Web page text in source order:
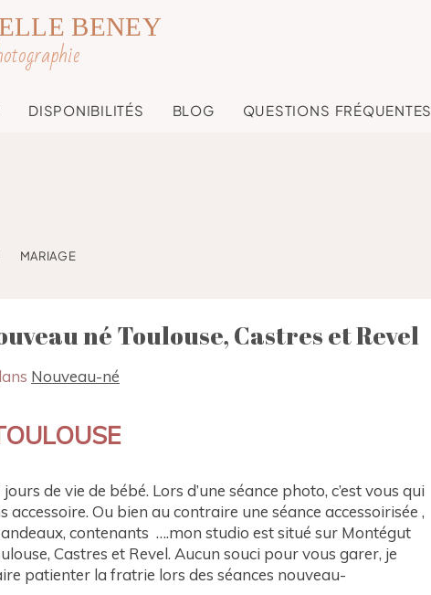
BENEY
DISPONIBILITÉS BLOG QUESTIONS FRÉQUENTES
MARIAGE
né Toulouse, Castres et Revel
Nouveau-né
de vie de bébé. Lors d’une séance photo, c’est vous qui
Ou bien au contraire une séance accessoirisée ,
contenants ….mon studio est situé sur Montégut
Castres et Revel. Aucun souci pour vous garer, je
patienter la fratrie lors des séances nouveau-